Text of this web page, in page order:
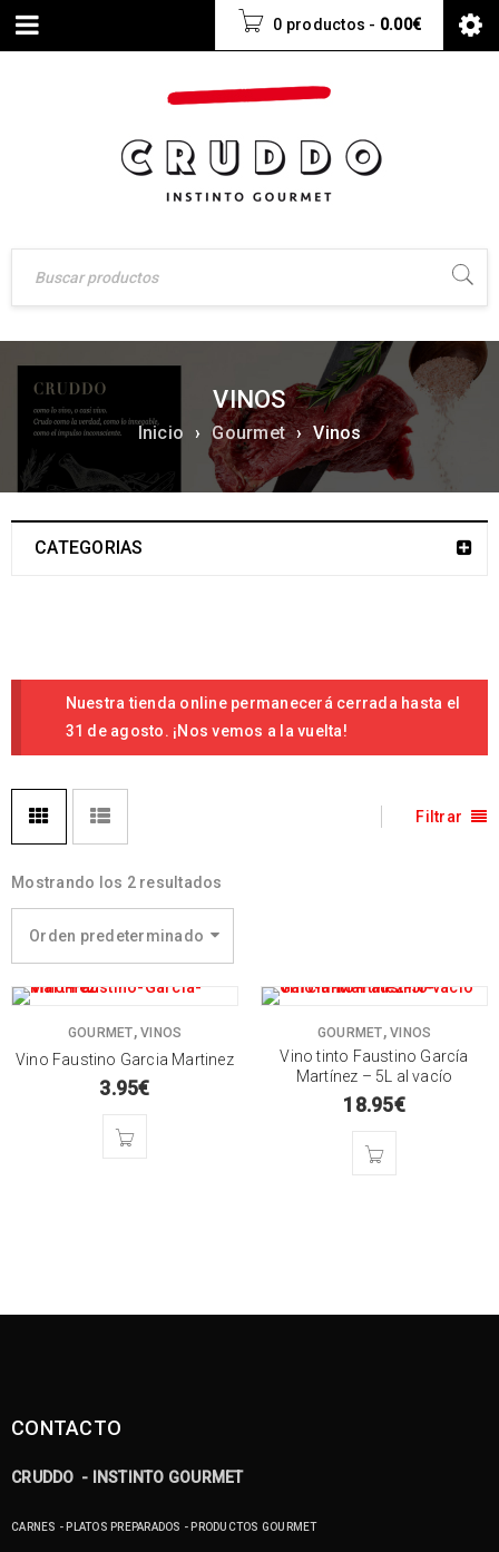
0 productos - 0.00€
VINOS
Inicio › Gourmet › Vinos
CATEGORIAS
Nuestra tienda online permanecerá cerrada hasta el
31 de agosto. ¡Nos vemos a la vuelta!
Filtrar
Mostrando los 2 resultados
Orden predeterminado
GOURMET, VINOS
Vino Faustino Garcia Martinez
3.95€
GOURMET, VINOS
Vino tinto Faustino García
Martínez – 5L al vacío
18.95€
CONTACTO
CRUDDO - INSTINTO GOURMET
CARNES - PLATOS PREPARADOS - PRODUCTOS GOURMET